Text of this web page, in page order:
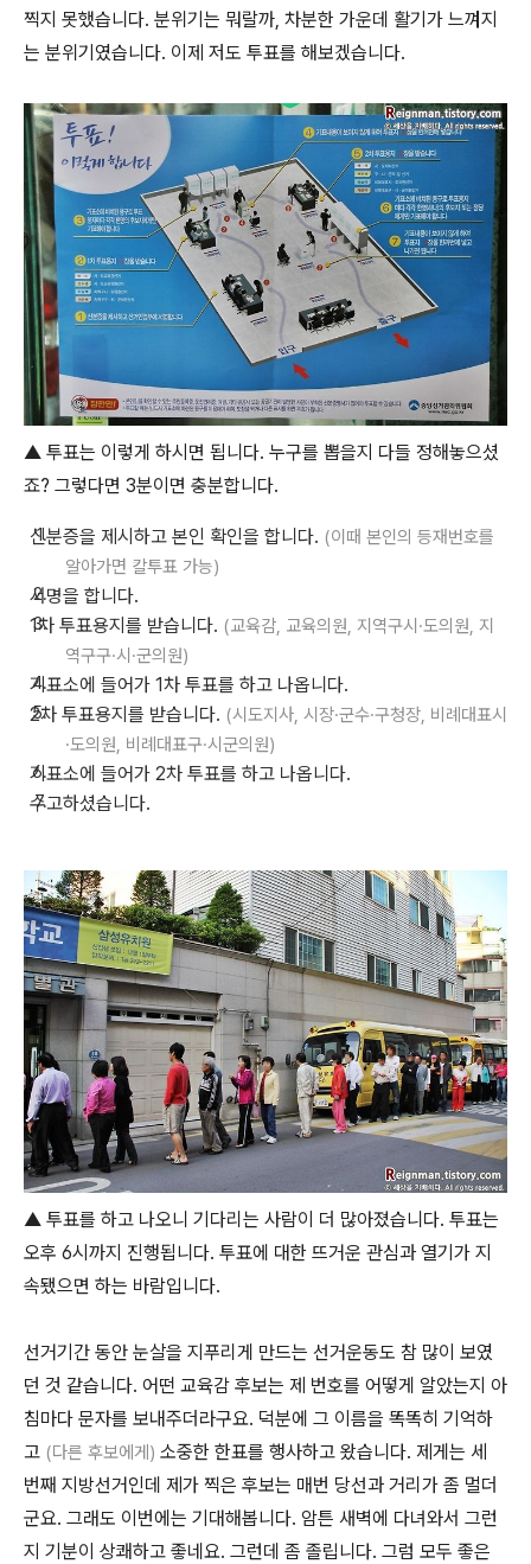
찍지 못했습니다. 분위기는 뭐랄까, 차분한 가운데 활기가 느껴지
는 분위기였습니다. 이제 저도 투표를 해보겠습니다.
▲ 투표는 이렇게 하시면 됩니다. 누구를 뽑을지 다들 정해놓으셨
죠? 그렇다면 3분이면 충분합니다.
신분증을 제시하고 본인 확인을 합니다. (이때 본인의 등재번호를
알아가면 칼투표 가능)
서명을 합니다.
1차 투표용지를 받습니다. (교육감, 교육의원, 지역구시 ·도의원, 지
역구구·시 ·군의원)
기표소에 들어가 1차 투표를 하고 나옵니다.
2차 투표용지를 받습니다. (시도지사, 시장·군수·구청장, 비례대표시
·도의원, 비례대표구·시군의원)
기표소에 들어가 2차 투표를 하고 나옵니다.
수고하셨습니다.
▲ 투표를 하고 나오니 기다리는 사람이 더 많아졌습니다. 투표는
오후 6시까지 진행됩니다. 투표에 대한 뜨거운 관심과 열기가 지
속됐으면 하는 바람입니다.
선거기간 동안 눈살을 지푸리게 만드는 선거운동도 참 많이 보였
던 것 같습니다. 어떤 교육감 후보는 제 번호를 어떻게 알았는지 아
침마다 문자를 보내주더라구요. 덕분에 그 이름을 똑똑히 기억하
고 (다른 후보에게) 소중한 한표를 행사하고 왔습니다. 제게는 세
번째 지방선거인데 제가 찍은 후보는 매번 당선과 거리가 좀 멀더
군요. 그래도 이번에는 기대해봅니다. 암튼 새벽에 다녀와서 그런
지 기분이 상쾌하고 좋네요. 그런데 좀 졸립니다. 그럼 모두 좋은